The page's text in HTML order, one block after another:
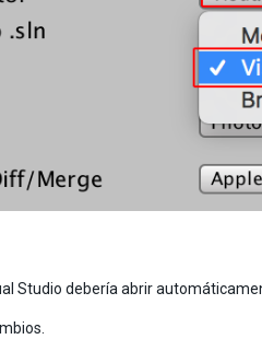
Studio debería abrir